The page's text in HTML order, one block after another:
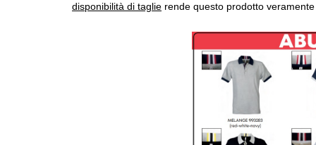
disponibilità di taglie rende questo prodotto